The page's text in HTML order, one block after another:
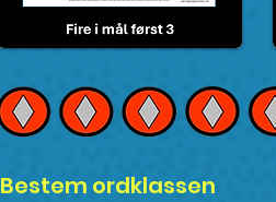
Bestem ordklassen